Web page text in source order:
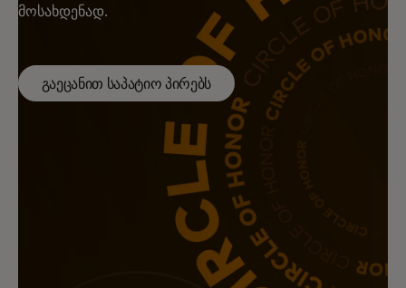
მოსახდენად.
გაეცანით საპატიო პირებს